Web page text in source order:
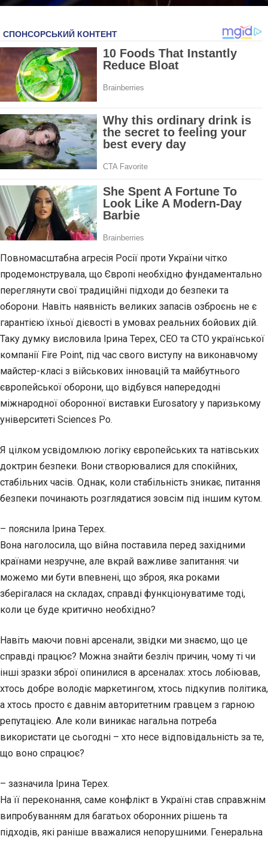
Повномасштабна агресія Росії проти України чітко
продемонструвала, що Європі необхідно фундаментально
переглянути свої традиційні підходи до безпеки та
оборони. Навіть наявність великих запасів озброєнь не є
гарантією їхньої дієвості в умовах реальних бойових дій.
Таку думку висловила Ірина Терех, CEO та CTO української
компанії Fire Point, під час свого виступу на виконавчому
майстер-класі з військових інновацій та майбутнього
європейської оборони, що відбувся напередодні
міжнародної оборонної виставки Eurosatory у паризькому
університеті Sciences Po.
Я цілком усвідомлюю логіку європейських та натівських
доктрин безпеки. Вони створювалися для спокійних,
стабільних часів. Однак, коли стабільність зникає, питання
безпеки починають розглядатися зовсім під іншим кутом.
– пояснила Ірина Терех.
Вона наголосила, що війна поставила перед західними
країнами незручне, але вкрай важливе запитання: чи
можемо ми бути впевнені, що зброя, яка роками
зберігалася на складах, справді функціонуватиме тоді,
коли це буде критично необхідно?
Навіть маючи повні арсенали, звідки ми знаємо, що це
справді працює? Можна знайти безліч причин, чому ті чи
інші зразки зброї опинилися в арсеналах: хтось лобіював,
хтось добре володіє маркетингом, хтось підкупив політика,
а хтось просто є давнім авторитетним гравцем з гарною
репутацією. Але коли виникає нагальна потреба
використати це сьогодні – хто несе відповідальність за те,
що воно спрацює?
– зазначила Ірина Терех.
На її переконання, саме конфлікт в Україні став справжнім
випробуванням для багатьох оборонних рішень та
підходів, які раніше вважалися непорушними. Генеральна